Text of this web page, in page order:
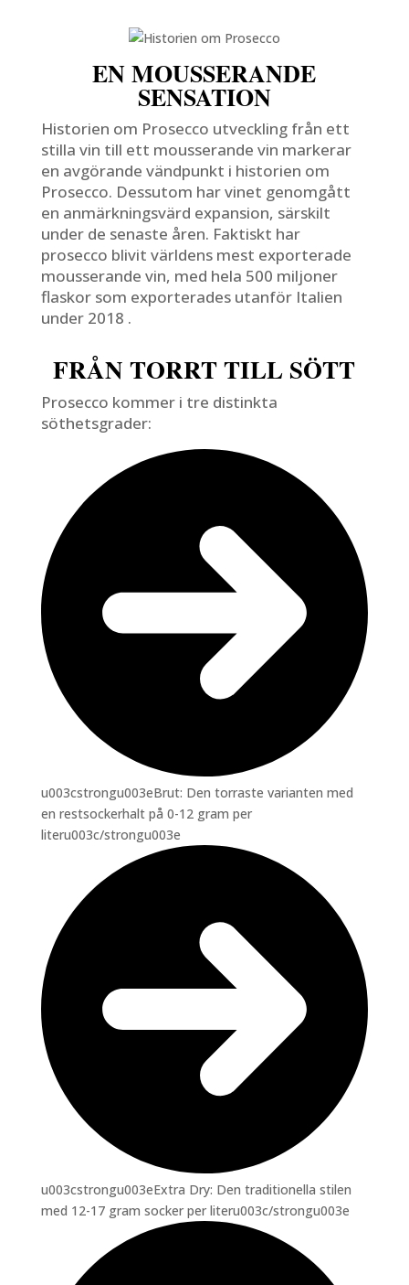
EN MOUSSERANDE
SENSATION
Historien om Prosecco utveckling från ett
stilla vin till ett mousserande vin markerar
en avgörande vändpunkt i historien om
Prosecco. Dessutom har vinet genomgått
en anmärkningsvärd expansion, särskilt
under de senaste åren. Faktiskt har
prosecco blivit världens mest exporterade
mousserande vin, med hela 500 miljoner
flaskor som exporterades utanför Italien
under 2018 .
FRÅN TORRT TILL SÖTT
Prosecco kommer i tre distinkta
söthetsgrader:
u003cstrongu003eBrut: Den torraste varianten med
en restsockerhalt på 0-12 gram per
literu003c/strongu003e
u003cstrongu003eExtra Dry: Den traditionella stilen
med 12-17 gram socker per literu003c/strongu003e